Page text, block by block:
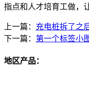
指点和人才培育工做，
上一篇： 充电桩拆了之
下一篇： 第一个标签小
地区产品：